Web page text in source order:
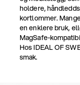
holdere,
kortlommer.
en enklere bruk,
MagSafe-
Hos IDEAL OF
smak.